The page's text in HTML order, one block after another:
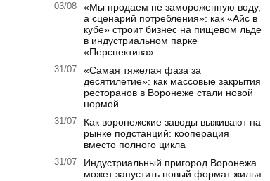
03/08
«Мы продаем не замороженную воду,
а сценарий потребления»: как «Айс в
кубе» строит бизнес на пищевом льде
в индустриальном парке
«Перспектива»
31/07
«Самая тяжелая фаза за
десятилетие»: как массовые закрытия
ресторанов в Воронеже стали новой
нормой
31/07
Как воронежские заводы выживают на
рынке подстанций: кооперация
вместо полного цикла
31/07
Индустриальный пригород Воронежа
может запустить новый формат жилья